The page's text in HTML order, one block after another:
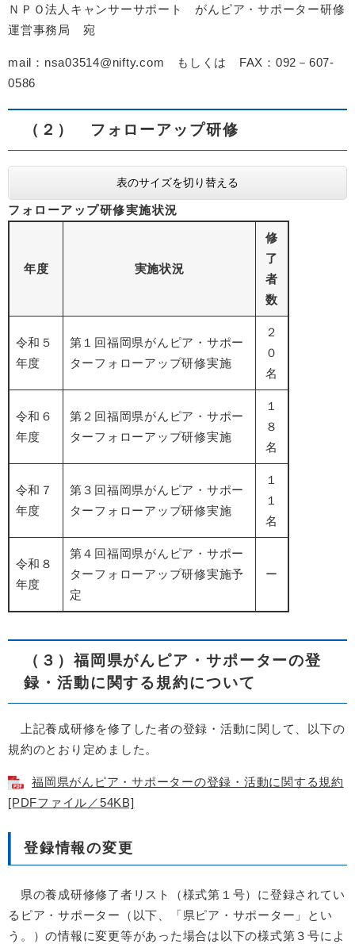
ＮＰＯ法人キャンサーサポート​ がんピア・サポーター研修
運営事務局 宛
mail：​ nsa03514@nifty.com もしくは FAX：092－607-
0586
（２） フォローアップ研修
表のサイズを切り替える
フォローアップ研修実施状況
年度 実施状況
修
了
者
数
令和５
年度
第１回福岡県がんピア・サポー
ターフォローアップ研修実施
２
０
名
令和６
年度
第２回福岡県がんピア・サポー
ターフォローアップ研修実施
１
８
名
令和７
年度
第３回福岡県がんピア・サポー
ターフォローアップ研修実施
１
１
名
令和８
年度
第４回福岡県がんピア・サポー
ターフォローアップ研修実施予
定
ー
（３）福岡県がんピア・サポーターの登
録・活動に関する規約について
上記養成研修を修了した者の登録・活動に関して、以下の
規約のとおり定めました。
福岡県がんピア・サポーターの登録・活動に関する規約
[PDFファイル／54KB]
登録情報の変更
県の養成研修修了者リスト（様式第１号）に登録されてい
るピア・サポーター（以下、「県ピア・サポーター」とい
う。）の情報に変更等があった場合は以下の様式第３号によ